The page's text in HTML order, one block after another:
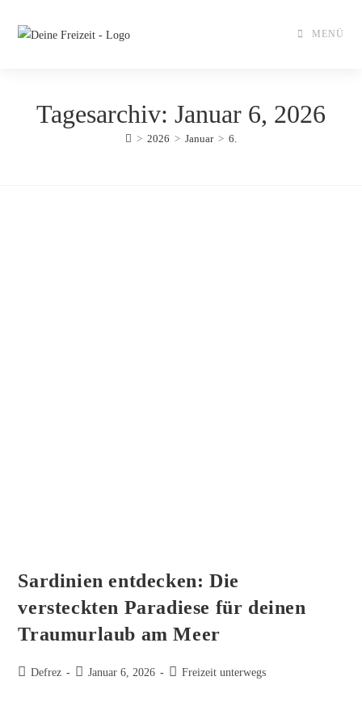
Inhalt
MENÜ
Tagesarchiv: Januar 6, 2026
> 2026 > Januar > 6.
Sardinien entdecken: Die
versteckten Paradiese für deinen
Traumurlaub am Meer
Beitrags-
Defrez
Beitrag
Januar 6, 2026
Beitrags-
Freizeit unterwegs